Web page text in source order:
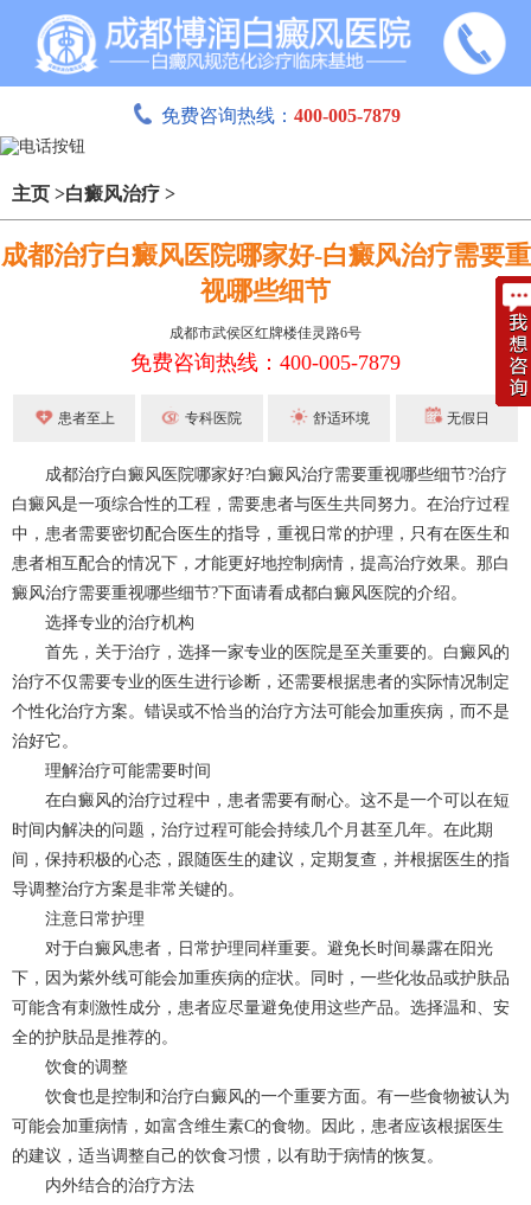
免费咨询热线： 400-005-7879
主页 >白癜风治疗 >
成都治疗白癜风医院哪家好-白癜风治疗需要重
视哪些细节
成都市武侯区红牌楼佳灵路6号
免费咨询热线：400-005-7879
患者至上 专科医院 舒适环境 无假日
成都治疗白癜风 医院哪家好?白癜风治疗需要重视哪些细节?治疗
白癜风是一项综合性的工程，需要患者与医生共同努力。在治疗过程
中，患者需要密切配合医生的指导，重视日常的护理，只有在医生和
患者相互配合的情况下，才能更好地控制病情，提高治疗效果。那白
癜风治疗需要重视哪些细节?下面请看成都白癜风 医院的介绍。
选择专业的治疗机构
首先，关于治疗，选择一家专业的医院是至关重要的。白癜风的
治疗不仅需要专业的医生进行诊断，还需要根据患者的实际情况制定
个性化治疗方案。错误或不恰当的治疗方法可能会加重疾病，而不是
治好它。
理解治疗可能需要时间
在白癜风的治疗过程中，患者需要有耐心。这不是一个可以在短
时间内解决的问题，治疗过程可能会持续几个月甚至几年。在此期
间，保持积极的心态，跟随医生的建议，定期复查，并根据医生的指
导调整治疗方案是非常关键的。
注意日常护理
对于白癜风患者，日常护理同样重要。避免长时间暴露在阳光
下，因为紫外线可能会加重疾病的症状。同时，一些化妆品或护肤品
可能含有刺激性成分，患者应尽量避免使用这些产品。选择温和、安
全的护肤品是推荐的。
饮食的调整
饮食也是控制和治疗白癜风的一个重要方面。有一些食物被认为
可能会加重病情，如富含维生素C的食物。因此，患者应该根据医生
的建议，适当调整自己的饮食习惯，以有助于病情的恢复。
内外结合的治疗方法